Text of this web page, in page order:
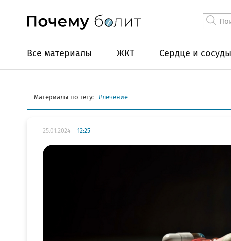
Все материалы ЖКТ Сердце и сосуды
Материалы по тегу: лечение
25.01.2024 12:25